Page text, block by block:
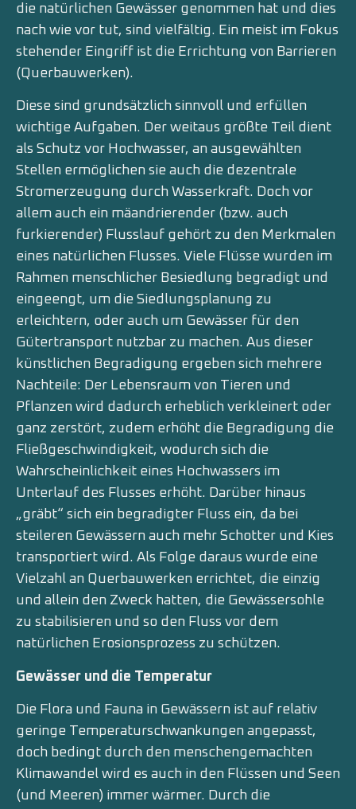
die natürlichen Gewässer genommen hat und dies
nach wie vor tut, sind vielfältig. Ein meist im Fokus
stehender Eingriff ist die Errichtung von Barrieren
(Querbauwerken).
Diese sind grundsätzlich sinnvoll und erfüllen
wichtige Aufgaben. Der weitaus größte Teil dient
als Schutz vor Hochwasser, an ausgewählten
Stellen ermöglichen sie auch die dezentrale
Stromerzeugung durch Wasserkraft. Doch vor
allem auch ein mäandrierender (bzw. auch
furkierender) Flusslauf gehört zu den Merkmalen
eines natürlichen Flusses. Viele Flüsse wurden im
Rahmen menschlicher Besiedlung begradigt und
eingeengt, um die Siedlungsplanung zu
erleichtern, oder auch um Gewässer für den
Gütertransport nutzbar zu machen. Aus dieser
künstlichen Begradigung ergeben sich mehrere
Nachteile: Der Lebensraum von Tieren und
Pflanzen wird dadurch erheblich verkleinert oder
ganz zerstört, zudem erhöht die Begradigung die
Fließgeschwindigkeit, wodurch sich die
Wahrscheinlichkeit eines Hochwassers im
Unterlauf des Flusses erhöht. Darüber hinaus
„gräbt“ sich ein begradigter Fluss ein, da bei
steileren Gewässern auch mehr Schotter und Kies
transportiert wird. Als Folge daraus wurde eine
Vielzahl an Querbauwerken errichtet, die einzig
und allein den Zweck hatten, die Gewässersohle
zu stabilisieren und so den Fluss vor dem
natürlichen Erosionsprozess zu schützen.
Gewässer und die Temperatur
Die Flora und Fauna in Gewässern ist auf relativ
geringe Temperaturschwankungen angepasst,
doch bedingt durch den menschengemachten
Klimawandel wird es auch in den Flüssen und Seen
(und Meeren) immer wärmer. Durch die